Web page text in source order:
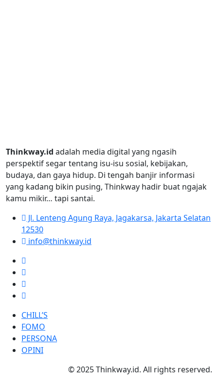
Thinkway.id adalah media digital yang ngasih
perspektif segar tentang isu-isu sosial, kebijakan,
budaya, dan gaya hidup. Di tengah banjir informasi
yang kadang bikin pusing, Thinkway hadir buat ngajak
kamu mikir… tapi santai.
Jl. Lenteng Agung Raya, Jagakarsa, Jakarta Selatan
12530
info@thinkway.id
CHILL’S
FOMO
PERSONA
OPINI
© 2025 Thinkway.id. All rights reserved.